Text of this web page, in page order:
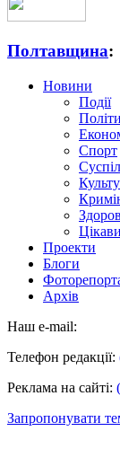
Полтавщина:
Новини
Події
Спорт
Проекти
Блоги
Архів
Наш e-mail:
Телефон редакції:
Реклама на сайті:
Запропонувати